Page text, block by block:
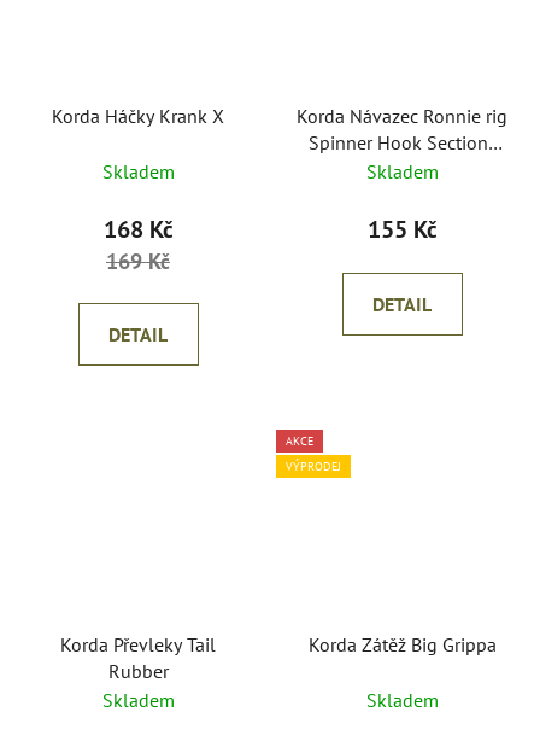
Korda Háčky Krank X
Skladem
168 Kč
169 Kč
DETAIL
Korda Návazec Ronnie rig
Spinner Hook Sections
Kurv
Skladem
155 Kč
DETAIL
Korda Převleky Tail
Rubber
Skladem
AKCE
VÝPRODEJ
Korda Zátěž Big Grippa
Skladem